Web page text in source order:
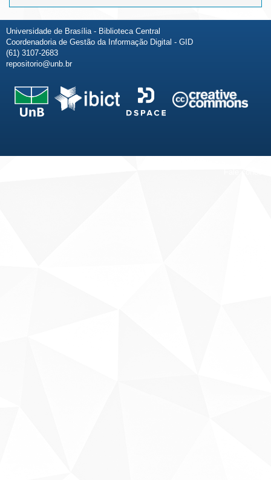
Universidade de Brasília - Biblioteca Central
Coordenadoria de Gestão da Informação Digital - GID
(61) 3107-2683
repositorio@unb.br